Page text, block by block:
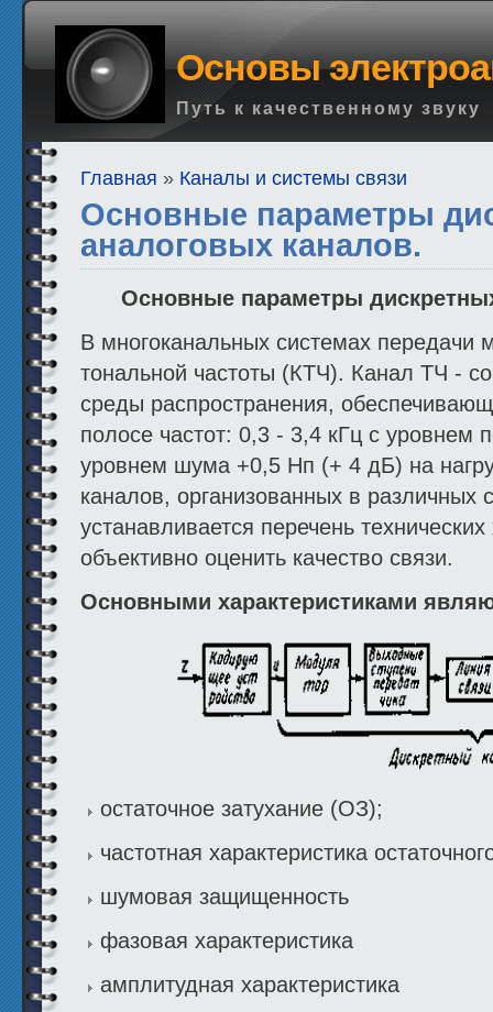
Основы
Путь к качественному звуку
Главная » Каналы и системы связи
Основные параметры
аналоговых каналов.
Основные параметры
В многоканальных системах передачи
тональной частоты (КТЧ). Канал ТЧ -
среды распространения,
полосе частот: 0,3 - 3,4 кГц с
уровнем шума +0,5 Нп (+ 4 дБ) на
каналов, организованных в различных
устанавливается перечень
объективно оценить качество связи.
Основными характеристиками
остаточное затухание (ОЗ);
частотная характеристика
шумовая защищенность
фазовая характеристика
амплитудная характеристика